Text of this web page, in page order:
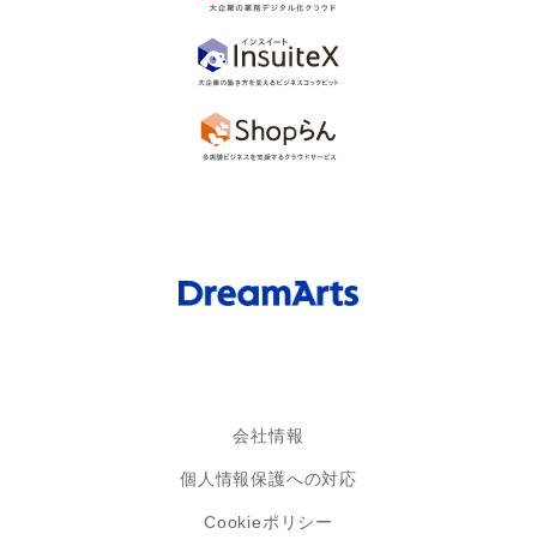
会社情報
個人情報保護への対応
Cookieポリシー